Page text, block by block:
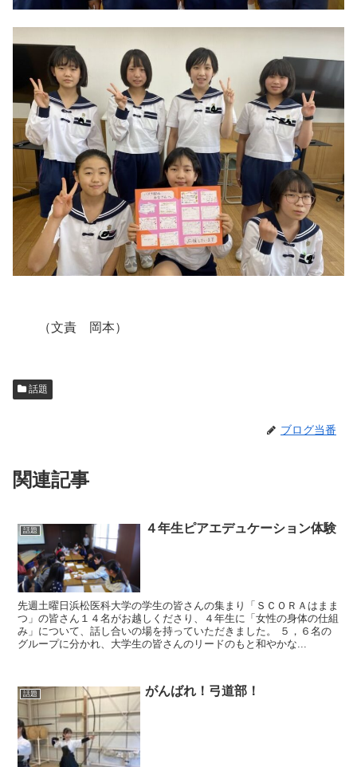
（文責 岡本）
話題
ブログ当番
関連記事
話題 ４年生ピアエデュケーション体験
先週土曜日浜松医科大学の学生の皆さんの集まり「ＳＣＯＲＡはまま
つ」の皆さん１４名がお越しくださり、４年生に「女性の身体の仕組
み」について、話し合いの場を持っていただきました。 ５，６名の
グループに分かれ、大学生の皆さんのリードのもと和やかな...
話題 がんばれ！弓道部！